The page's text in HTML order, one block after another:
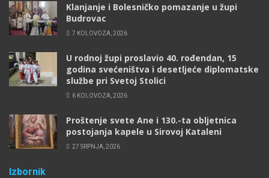
Klanjanje i Bolesničko pomazanje u župi
Budrovac
7 KOLOVOZA, 2026
U rodnoj župi proslavio 40. rođendan, 15
godina svećeništva i desetljeće diplomatske
službe pri Svetoj Stolici
6 KOLOVOZA, 2026
Proštenje svete Ane i 130.-ta obljetnica
postojanja kapele u Sirovoj Kataleni
27 SRPNJA, 2026
Izbornik